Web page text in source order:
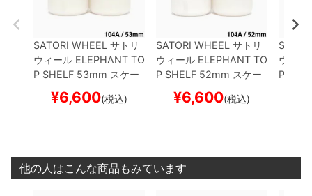
SATORI WHEEL サトリ
ウィール ELEPHANT TO
P SHELF 53mm スケー
トボード スケボー
¥6,600(税込)
SATORI WHEEL サトリ
ウィール ELEPHANT TO
P SHELF 52mm スケー
トボード スケボー
¥6,600(税込)
ウィー
P
他の人はこんな商品もみています